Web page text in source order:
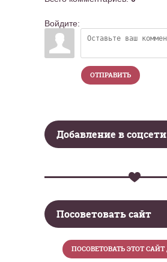
Войдите:
ОТПРАВИТЬ
Добавление в соцсети
Посоветовать сайт